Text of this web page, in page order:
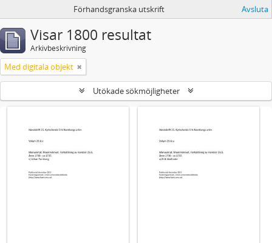
Förhandsgranska utskrift Avsluta
Visar 1800 resultat
Arkivbeskrivning
Med digitala objekt
Utökade sökmöjligheter